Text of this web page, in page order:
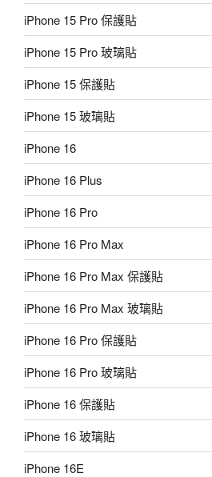
iPhone 15 Pro 保護貼
iPhone 15 Pro 玻璃貼
iPhone 15 保護貼
iPhone 15 玻璃貼
iPhone 16
iPhone 16 Plus
iPhone 16 Pro
iPhone 16 Pro Max
iPhone 16 Pro Max 保護貼
iPhone 16 Pro Max 玻璃貼
iPhone 16 Pro 保護貼
iPhone 16 Pro 玻璃貼
iPhone 16 保護貼
iPhone 16 玻璃貼
iPhone 16E